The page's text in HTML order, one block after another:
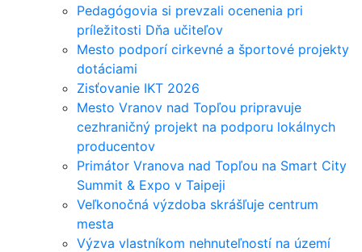
Pedagógovia si prevzali ocenenia pri
príležitosti Dňa učiteľov
Mesto podporí cirkevné a športové projekty
dotáciami
Zisťovanie IKT 2026
Mesto Vranov nad Topľou pripravuje
cezhraničný projekt na podporu lokálnych
producentov
Primátor Vranova nad Topľou na Smart City
Summit & Expo v Taipeji
Veľkonočná výzdoba skrášľuje centrum
mesta
Výzva vlastníkom nehnuteľností na území